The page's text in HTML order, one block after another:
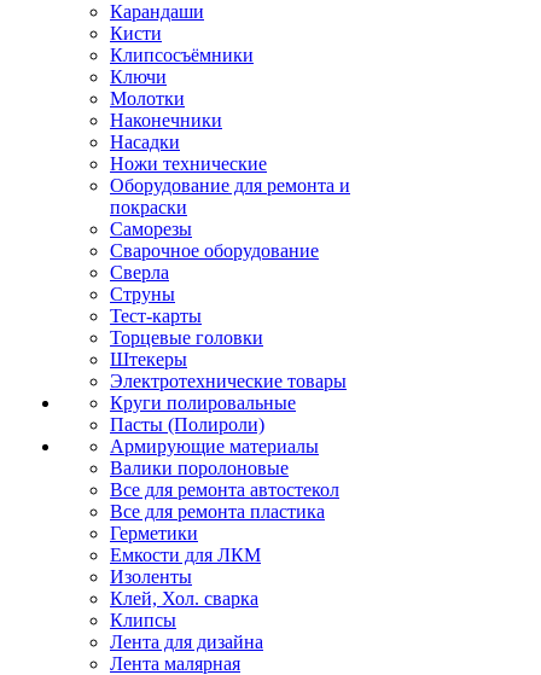
Карандаши
Кисти
Клипсосъёмники
Ключи
Молотки
Наконечники
Насадки
Ножи технические
Оборудование для ремонта и
покраски
Саморезы
Сварочное оборудование
Сверла
Струны
Тест-карты
Торцевые головки
Штекеры
Электротехнические товары
Круги полировальные
Пасты (Полироли)
Армирующие материалы
Валики поролоновые
Все для ремонта автостекол
Все для ремонта пластика
Герметики
Емкости для ЛКМ
Изоленты
Клей, Хол. сварка
Клипсы
Лента для дизайна
Лента малярная